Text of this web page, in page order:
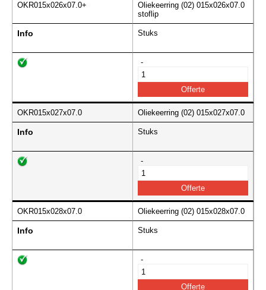
OKR015x026x07.0+
Oliekeerring (02) 015x026x07.0
stoflip
Info Stuks
-
OKR015x027x07.0 Oliekeerring (02) 015x027x07.0
Info Stuks
-
OKR015x028x07.0 Oliekeerring (02) 015x028x07.0
Info Stuks
-